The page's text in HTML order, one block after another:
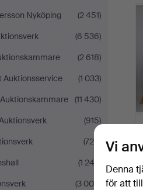
Nyköping
(2 451)
(6 536)
(2 618)
Auktionsservice
(1 033)
(11 430)
(915)
(726)
(1 243)
(3 004)
Vi
Denna
för att